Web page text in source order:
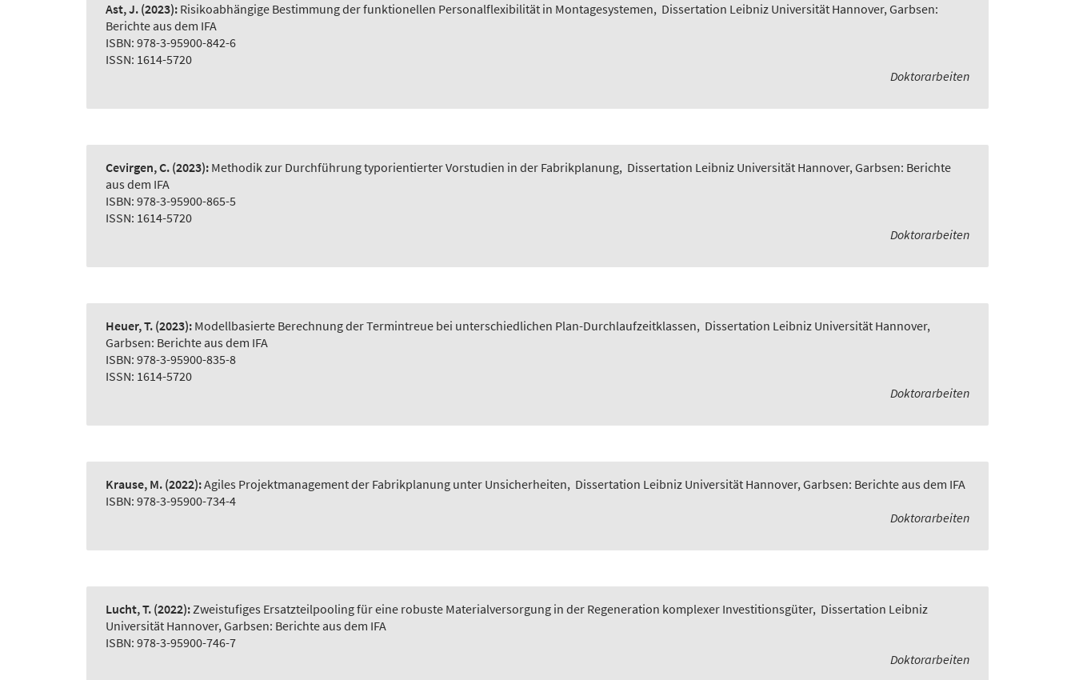
Ast, J. (2023): Risikoabhängige Bestimmung der funktionellen Personalflexibilität in Montagesystemen, Dissertation Leibniz Universität Hannover, Garbsen:
Berichte aus dem IFA
ISBN: 978-3-95900-842-6
ISSN: 1614-5720
Doktorarbeiten
Cevirgen, C. (2023): Methodik zur Durchführung typorientierter Vorstudien in der Fabrikplanung, Dissertation Leibniz Universität Hannover, Garbsen: Berichte
aus dem IFA
ISBN: 978-3-95900-865-5
ISSN: 1614-5720
Doktorarbeiten
Heuer, T. (2023): Modellbasierte Berechnung der Termintreue bei unterschiedlichen Plan-Durchlaufzeitklassen, Dissertation Leibniz Universität Hannover,
Garbsen: Berichte aus dem IFA
ISBN: 978-3-95900-835-8
ISSN: 1614-5720
Doktorarbeiten
Krause, M. (2022):Agiles Projektmanagement der Fabrikplanung unter Unsicherheiten, Dissertation Leibniz Universität Hannover, Garbsen: Berichte aus dem IFA
ISBN: 978-3-95900-734-4
Doktorarbeiten
Lucht, T. (2022):Zweistufiges Ersatzteilpooling für eine robuste Materialversorgung in der Regeneration komplexer Investitionsgüter, Dissertation Leibniz
Universität Hannover, Garbsen: Berichte aus dem IFA
ISBN: 978-3-95900-746-7
Doktorarbeiten